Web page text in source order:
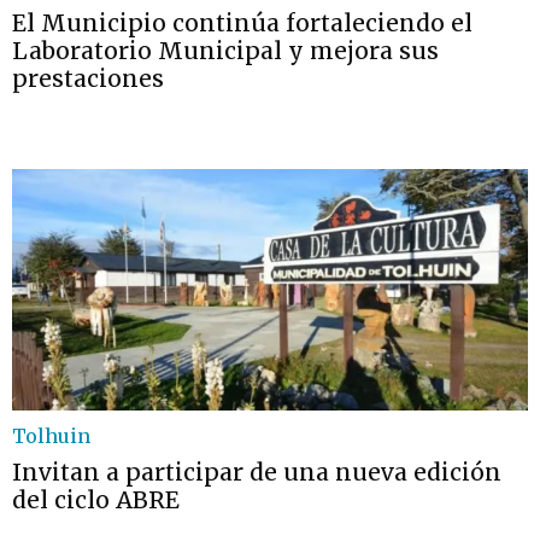
El Municipio continúa fortaleciendo el
Laboratorio Municipal y mejora sus
prestaciones
Tolhuin
Invitan a participar de una nueva edición
del ciclo ABRE